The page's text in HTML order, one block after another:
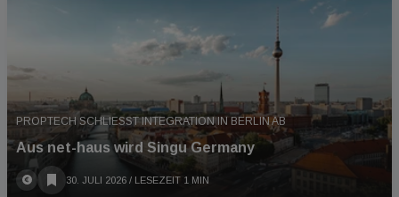
PROPTECH SCHLIESST INTEGRATION IN BERLIN AB
Aus net-haus wird Singu Germany
30. JULI 2026 / LESEZEIT 1 MIN